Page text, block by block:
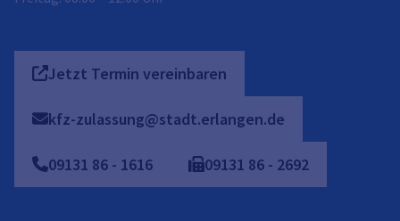
Jetzt Termin vereinbaren
kfz-zulassung@stadt.erlangen.de
09131 86 - 1616 09131 86 - 2692